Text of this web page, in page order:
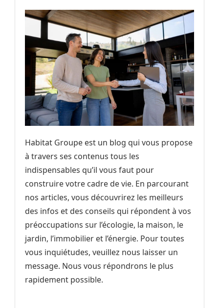
Habitat Groupe est un blog qui vous propose
à travers ses contenus tous les
indispensables qu’il vous faut pour
construire votre cadre de vie. En parcourant
nos articles, vous découvrirez les meilleurs
des infos et des conseils qui répondent à vos
préoccupations sur l’écologie, la maison, le
jardin, l’immobilier et l’énergie. Pour toutes
vous inquiétudes, veuillez nous laisser un
message. Nous vous répondrons le plus
rapidement possible.